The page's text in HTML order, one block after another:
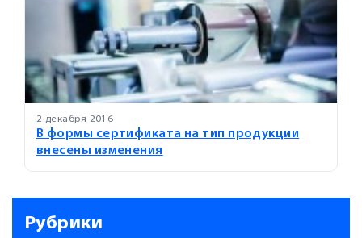
2 декабря 2016
В формы сертификата на тип продукции
внесены изменения
Рубрики